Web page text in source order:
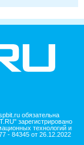
обязательна
зарегистрировано
технологий и
- 84345 от 26.12.2022